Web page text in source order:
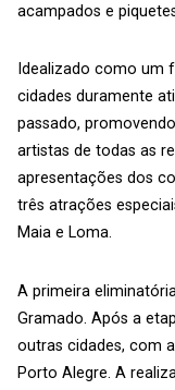
acampados e
Idealizado como um
cidades duramente
passado,
artistas de todas as
apresentações dos
três atrações
Maia e Loma.
A primeira
Gramado. Após a
outras cidades, com
Porto Alegre. A